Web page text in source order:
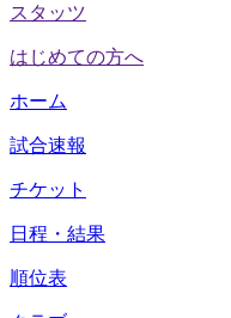
スタッツ
はじめての方へ
ホーム
試合速報
チケット
日程・結果
順位表